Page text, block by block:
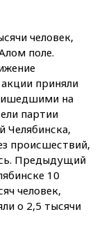
человек,
поле.
приняли
на
партии
Челябинска,
происшествий,
Предыдущий
10
человек,
о 2,5 тысячи